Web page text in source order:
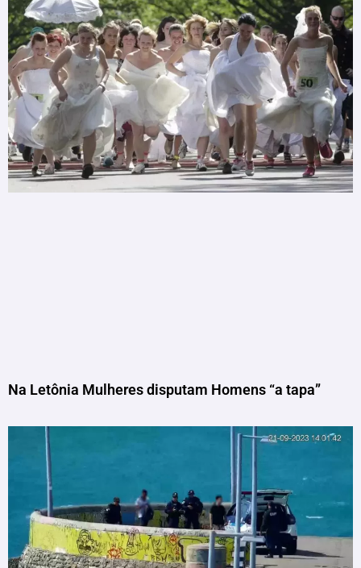
Na Letônia Mulheres disputam Homens “a tapa”